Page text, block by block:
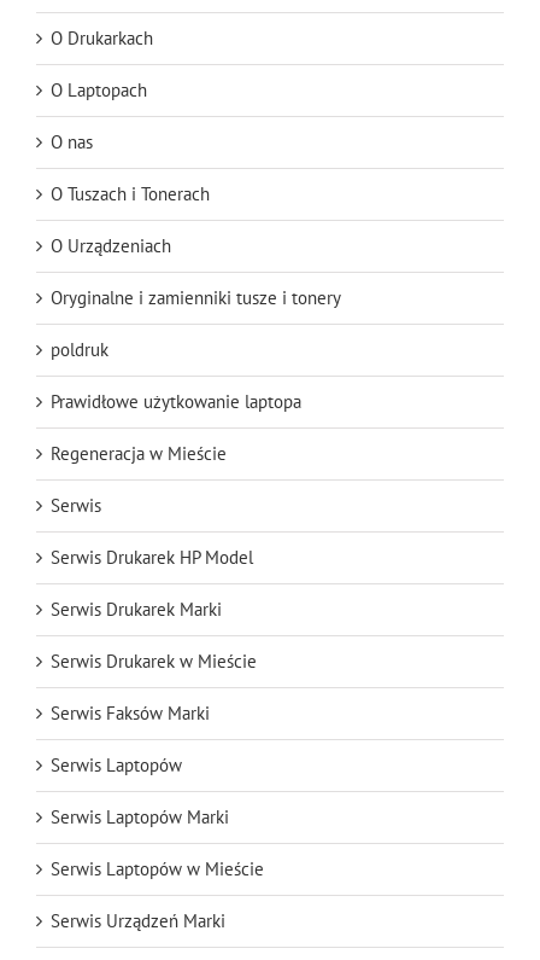
O Drukarkach
O Laptopach
O nas
O Tuszach i Tonerach
O Urządzeniach
Oryginalne i zamienniki tusze i tonery
poldruk
Prawidłowe użytkowanie laptopa
Regeneracja w Mieście
Serwis
Serwis Drukarek HP Model
Serwis Drukarek Marki
Serwis Drukarek w Mieście
Serwis Faksów Marki
Serwis Laptopów
Serwis Laptopów Marki
Serwis Laptopów w Mieście
Serwis Urządzeń Marki